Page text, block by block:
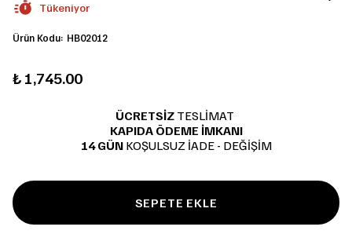
Tükeniyor
Ürün Kodu: HB02012
₺ 1,745.00
ÜCRETSİZ TESLİMAT
KAPIDA ÖDEME İMKANI
14 GÜNKOŞULSUZ İADE - DEĞİŞİM
SEPETE EKLE